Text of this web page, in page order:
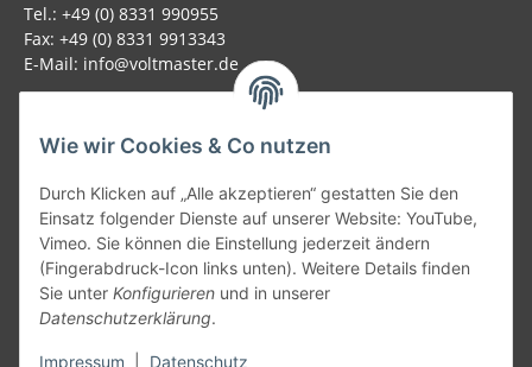
Wie wir Cookies & Co nutzen
Durch Klicken auf „Alle akzeptieren“ gestatten Sie den
Einsatz folgender Dienste auf unserer Website: YouTube,
Vimeo. Sie können die Einstellung jederzeit ändern
(Fingerabdruck-Icon links unten). Weitere Details finden
Sie unter Konfigurieren und in unserer
Datenschutzerklärung.
Impressum Datenschutz
Tel.: +49 (0) 8331 990955
Fax: +49 (0) 8331 9913343
E-Mail: info@voltmaster.de
Allgemein
Teil unseres Netzwerks:
SmoliTec - Safety. Simplified. Worldwide. ( B2B Shop )